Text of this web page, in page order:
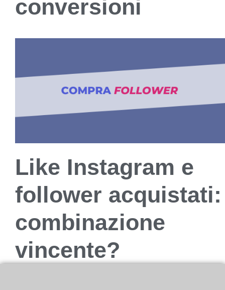
conversioni
Like Instagram e
follower acquistati:
combinazione
vincente?